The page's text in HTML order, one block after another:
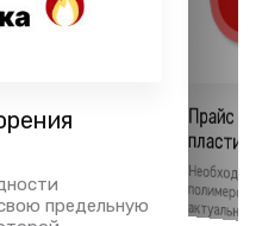
предельную
Прайс
полимеров
актуальна и